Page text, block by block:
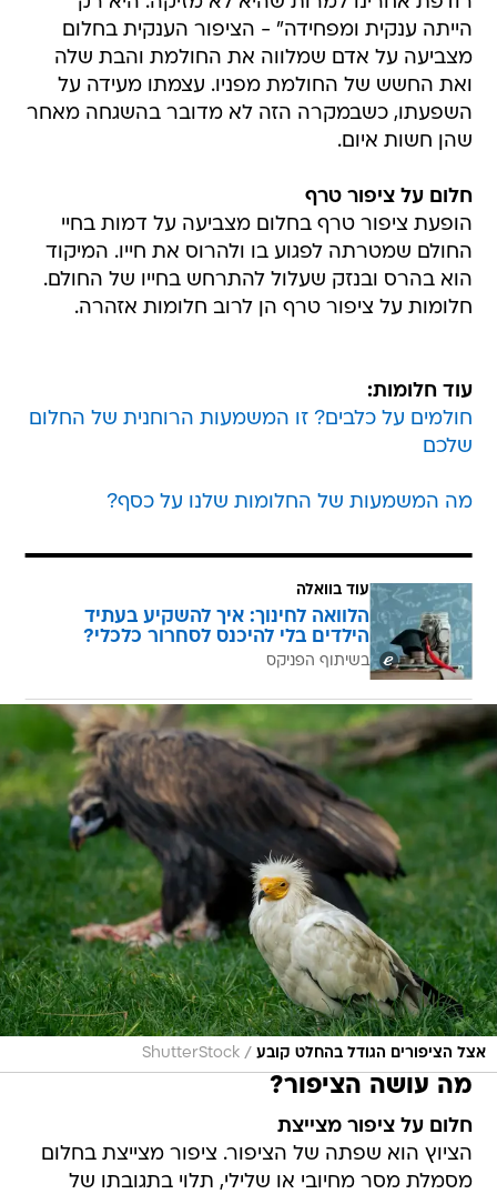
הייתה ענקית ומפחידה" - הציפור הענקית בחלום
מצביעה על אדם שמלווה את החולמת והבת שלה
ואת החשש של החולמת מפניו. עצמתו מעידה על
השפעתו, כשבמקרה הזה לא מדובר בהשגחה מאחר
שהן חשות איום.
חלום על ציפור טרף
הופעת ציפור טרף בחלום מצביעה על דמות בחיי
החולם שמטרתה לפגוע בו ולהרוס את חייו. המיקוד
הוא בהרס ובנזק שעלול להתרחש בחייו של החולם.
חלומות על ציפור טרף הן לרוב חלומות אזהרה.
עוד חלומות:
חולמים על כלבים? זו המשמעות הרוחנית של החלום
שלכם
מה המשמעות של החלומות שלנו על כסף?
עוד בוואלה
הלוואה לחינוך: איך להשקיע בעתיד
הילדים בלי להיכנס לסחרור כלכלי?
בשיתוף הפניקס
אצל הציפורים הגודל בהחלט קובע /
ShutterStock
מה עושה הציפור?
חלום על ציפור מצייצת
הציוץ הוא שפתה של הציפור. ציפור מצייצת בחלום
מסמלת מסר מחיובי או שלילי, תלוי בתגובתו של